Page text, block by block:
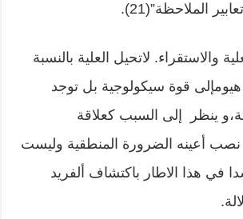
الملاحظة”(21).
والاستقراء. لاتحيل العلية بالنسبة
هيومإلى قوة سيكولوجية بل توجد
ينظر إلى السبب كعلاقة
نصب أعينه الضرورة المنطقية وليست
في هذا الاطار باكتشاف ألفريد